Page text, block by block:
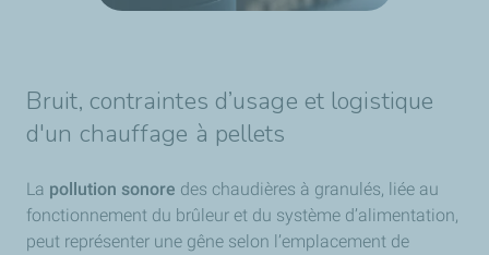
Bruit, contraintes d’usage et logistique
d'un chauffage à pellets
La pollution sonore des chaudières à granulés, liée au
fonctionnement du brûleur et du système d’alimentation,
peut représenter une gêne selon l’emplacement de